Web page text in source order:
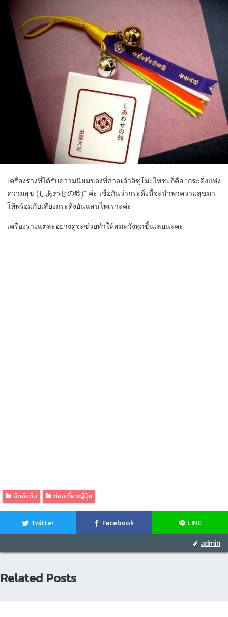
เครื่องรางที่ได้รับความนิยมของที่ศาลเจ้าอิซุโมะไทชะก็คือ “กระดิ่งแห่ง
ความสุข (しあわせの鈴)” ค่ะ เชื่อกันว่ากระดิ่งนี้จะนำพาความสุขมา
ให้พร้อมกับเสียงกระดิ่งอันแสนไพเราะค่ะ
เครื่องรางแต่ละอย่างดูจะช่วยทำให้สมหวังทุกชิ้นเลยนะคะ
จัดอันดับ ท่องเที่ยวญี่ปุ่น
Twitter Facebook
LINE
admin
Related Posts